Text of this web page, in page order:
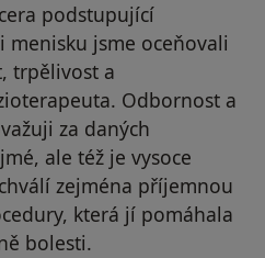
podstupující
jsme oceňovali
trpělivost a
Odbornost a
za daných
ale též je vysoce
zejména příjemnou
která jí pomáhala
bolesti.